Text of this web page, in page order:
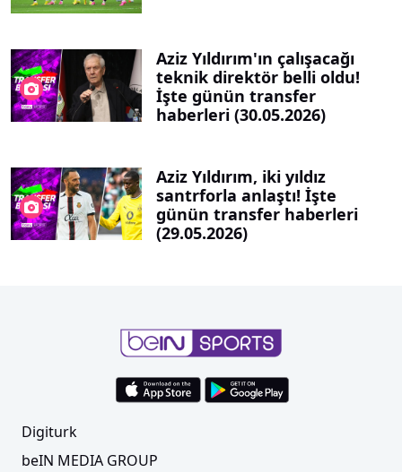
Aziz Yıldırım'ın çalışacağı
teknik direktör belli oldu!
İşte günün transfer
haberleri (30.05.2026)
Aziz Yıldırım, iki yıldız
santrforla anlaştı! İşte
günün transfer haberleri
(29.05.2026)
Digiturk
beIN MEDIA GROUP